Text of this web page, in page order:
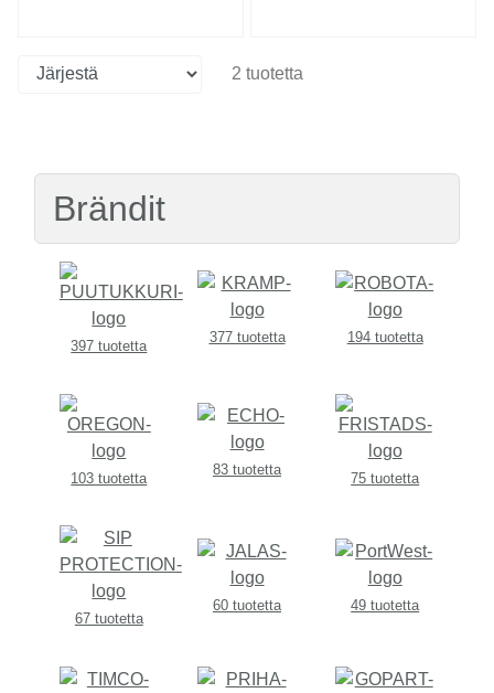
2 tuotetta
Brändit
397 tuotetta
377 tuotetta 194 tuotetta
103 tuotetta
83 tuotetta
75 tuotetta
67 tuotetta
60 tuotetta 49 tuotetta